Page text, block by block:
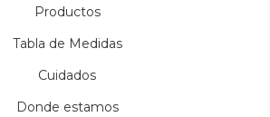
Productos
Tabla de Medidas
Cuidados
Donde estamos